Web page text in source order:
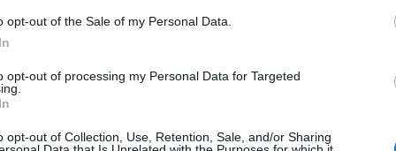
opt-out of the Sale of my Personal Data.
opt-out of processing my Personal Data for Targeted
opt-out of Collection, Use, Retention, Sale, and/or Sharing
Keress